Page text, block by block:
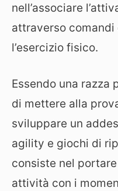
nell’associare
attraverso comandi
l’esercizio fisico.
Essendo una razza
di mettere alla
sviluppare un
agility e giochi di
consiste nel
attività con i